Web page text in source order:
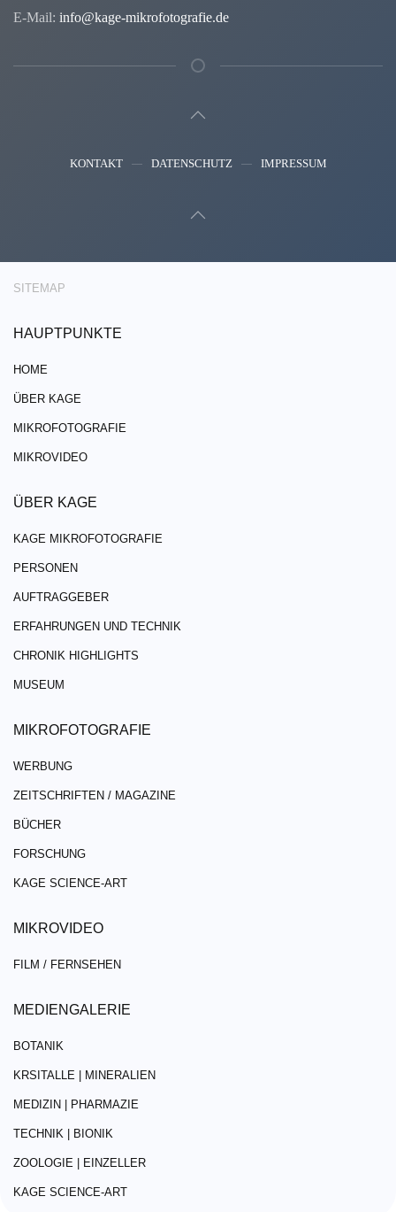
E-Mail: info@kage-mikrofotografie.de
KONTAKT DATENSCHUTZ IMPRESSUM
SITEMAP
HAUPTPUNKTE
HOME
ÜBER KAGE
MIKROFOTOGRAFIE
MIKROVIDEO
ÜBER KAGE
KAGE MIKROFOTOGRAFIE
PERSONEN
AUFTRAGGEBER
ERFAHRUNGEN UND TECHNIK
CHRONIK HIGHLIGHTS
MUSEUM
MIKROFOTOGRAFIE
WERBUNG
ZEITSCHRIFTEN / MAGAZINE
BÜCHER
FORSCHUNG
KAGE SCIENCE-ART
MIKROVIDEO
FILM / FERNSEHEN
MEDIENGALERIE
BOTANIK
KRSITALLE | MINERALIEN
MEDIZIN | PHARMAZIE
TECHNIK | BIONIK
ZOOLOGIE | EINZELLER
KAGE SCIENCE-ART